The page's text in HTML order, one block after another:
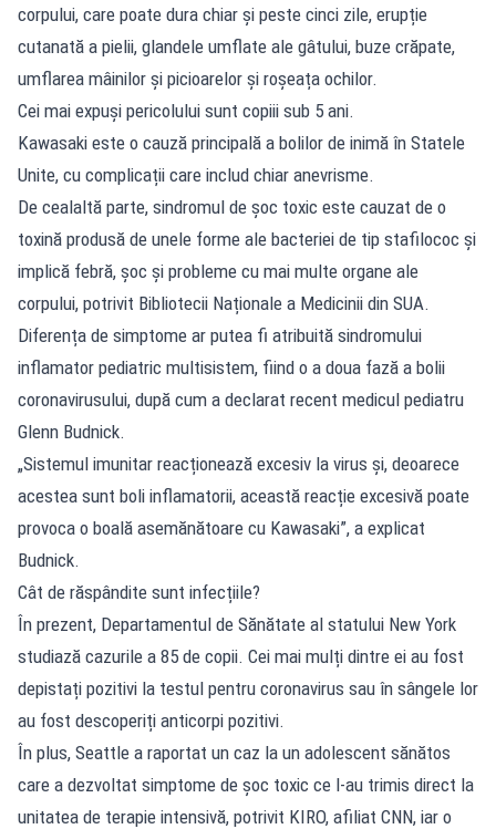
corpului, care poate dura chiar și peste cinci zile, erupție
cutanată a pielii, glandele umflate ale gâtului, buze crăpate,
umflarea mâinilor și picioarelor și roșeața ochilor.
Cei mai expuși pericolului sunt copiii sub 5 ani.
Kawasaki este o cauză principală a bolilor de inimă în Statele
Unite, cu complicații care includ chiar anevrisme.
De cealaltă parte, sindromul de șoc toxic este cauzat de o
toxină produsă de unele forme ale bacteriei de tip stafilococ și
implică febră, șoc și probleme cu mai multe organe ale
corpului, potrivit Bibliotecii Naționale a Medicinii din SUA.
Diferența de simptome ar putea fi atribuită sindromului
inflamator pediatric multisistem, fiind o a doua fază a bolii
coronavirusului, după cum a declarat recent medicul pediatru
Glenn Budnick.
„Sistemul imunitar reacționează excesiv la virus și, deoarece
acestea sunt boli inflamatorii, această reacție excesivă poate
provoca o boală asemănătoare cu Kawasaki”, a explicat
Budnick.
Cât de răspândite sunt infecțiile?
În prezent, Departamentul de Sănătate al statului New York
studiază cazurile a 85 de copii. Cei mai mulți dintre ei au fost
depistați pozitivi la testul pentru coronavirus sau în sângele lor
au fost descoperiți anticorpi pozitivi.
În plus, Seattle a raportat un caz la un adolescent sănătos
care a dezvoltat simptome de șoc toxic ce l-au trimis direct la
unitatea de terapie intensivă, potrivit KIRO, afiliat CNN, iar o